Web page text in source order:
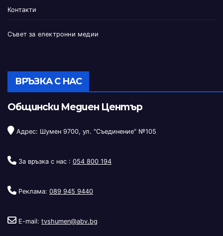
Контакти
Съвет за електронни медии
ВРЪЗКА С НАС
Общински Медиен Център
Адрес: Шумен 9700, ул. "Съединение" №105
За връзка с нас : 054 800 194
Реклама: 089 945 9440
E-mail: tvshumen@abv.bg